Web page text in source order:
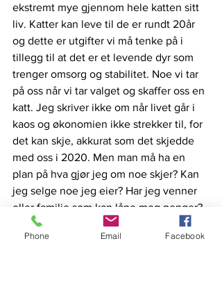
ekstremt mye gjennom hele katten sitt
liv. Katter kan leve til de er rundt 20år
og dette er utgifter vi må tenke på i
tillegg til at det er et levende dyr som
trenger omsorg og stabilitet. Noe vi tar
på oss når vi tar valget og skaffer oss en
katt. Jeg skriver ikke om når livet går i
kaos og økonomien ikke strekker til, for
det kan skje, akkurat som det skjedde
med oss i 2020. Men man må ha en
plan på hva gjør jeg om noe skjer? Kan
jeg selge noe jeg eier? Har jeg venner
eller familie som kan låne meg penger?
Har veterinæren min eller et veterinær
kontor i nærheten en nedbetalings
Phone Email Facebook